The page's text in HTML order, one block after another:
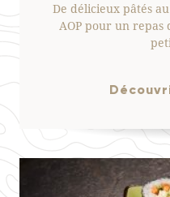
De délicieux pâtés
AOP pour un repas